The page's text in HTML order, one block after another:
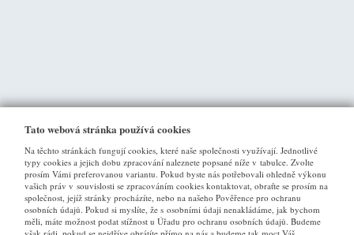
VŠE O NÁKUPU
Tato webová stránka používá cookies
Na těchto stránkách fungují cookies, které naše společnosti využívají. Jednotlivé
typy cookies a jejich dobu zpracování naleznete popsané níže v tabulce. Zvolte
prosím Vámi preferovanou variantu. Pokud byste nás potřebovali ohledně výkonu
vašich práv v souvislosti se zpracováním cookies kontaktovat, obraťte se prosím na
společnost, jejíž stránky procházíte, nebo na našeho Pověřence pro ochranu
osobních údajů. Pokud si myslíte, že s osobními údaji nenakládáme, jak bychom
měli, máte možnost podat stížnost u Úřadu pro ochranu osobních údajů. Budeme
však rádi, pokud se nejdříve obrátíte přímo na nás a budeme tak moct Váš